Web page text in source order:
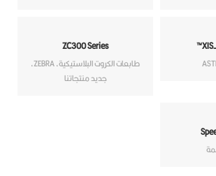
ZC300 Series
طابعات الكروت البلاستيكية,
ZEBRA
,
جديد منتجاتنا